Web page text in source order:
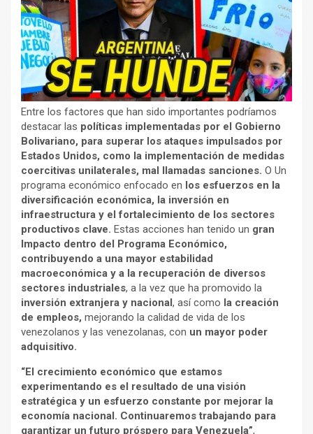
Entre los factores que han sido importantes podríamos
destacar las políticas implementadas por el Gobierno
Bolivariano, para superar los ataques impulsados por
Estados Unidos, como la implementación de medidas
coercitivas unilaterales, mal llamadas sanciones. O Un
programa económico enfocado en los esfuerzos en la
diversificación económica, la inversión en
infraestructura y el fortalecimiento de los sectores
productivos clave. Estas acciones han tenido un gran
Impacto dentro del Programa Económico,
contribuyendo a una mayor estabilidad
macroeconómica y a la recuperación de diversos
sectores industriales, a la vez que ha promovido la
inversión extranjera y nacional, así como la creación
de empleos, mejorando la calidad de vida de los
venezolanos y las venezolanas, con un mayor poder
adquisitivo.
“El crecimiento económico que estamos
experimentando es el resultado de una visión
estratégica y un esfuerzo constante por mejorar la
economía nacional. Continuaremos trabajando para
garantizar un futuro próspero para Venezuela”,